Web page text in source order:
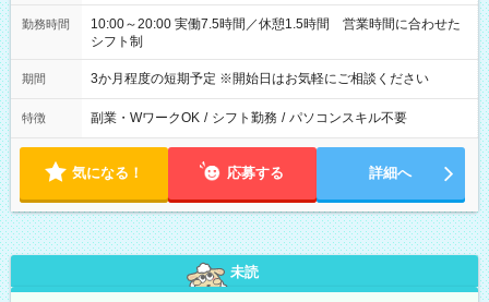
勤務時間
10:00～20:00 実働7.5時間／休憩1.5時間 営業時間に合わせた
シフト制
期間 3か月程度の短期予定 ※開始日はお気軽にご相談ください
特徴 副業・WワークOK / シフト勤務 / パソコンスキル不要
気になる！ 応募する 詳細へ
未読